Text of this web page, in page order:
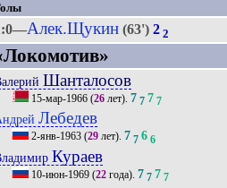
Алек.Щукин(63') 2 2
Шанталосов
15-мар-1966(26лет). 7 7 7 7
Лебедев
2-янв-1963(29лет). 7 7 6 6
Кураев
10-июн-1969(22года). 7 7 7 7